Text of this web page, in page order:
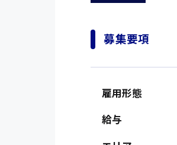
募集要項
雇用形態
給与